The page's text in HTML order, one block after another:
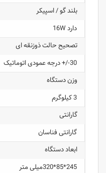
بلند گو / اسپیکر
دارد 16W
تصحیح حالت ذوزنقه ای
30-/+ درجه عمودی اتوماتیک
وزن دستگاه
3 کیلوگرم
گارانتی
گارانتی فناسان
ابعاد دستگاه
245*85*320میلی متر